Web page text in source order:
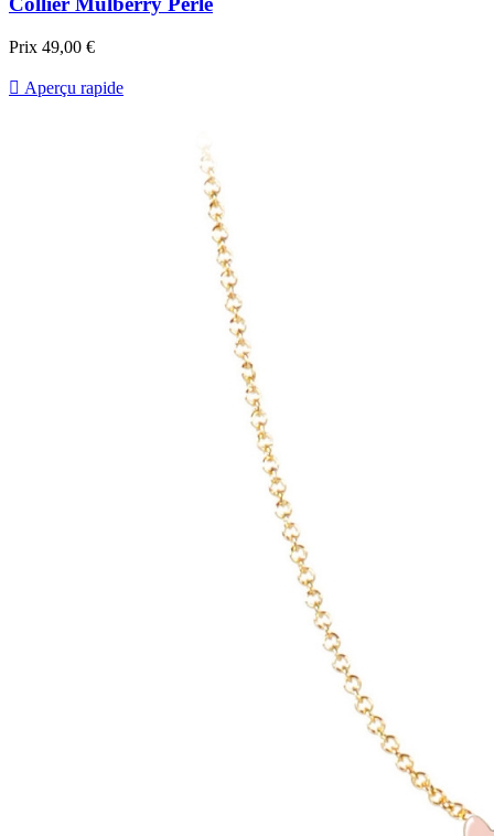
Prix 49,00 €
 Aperçu rapide